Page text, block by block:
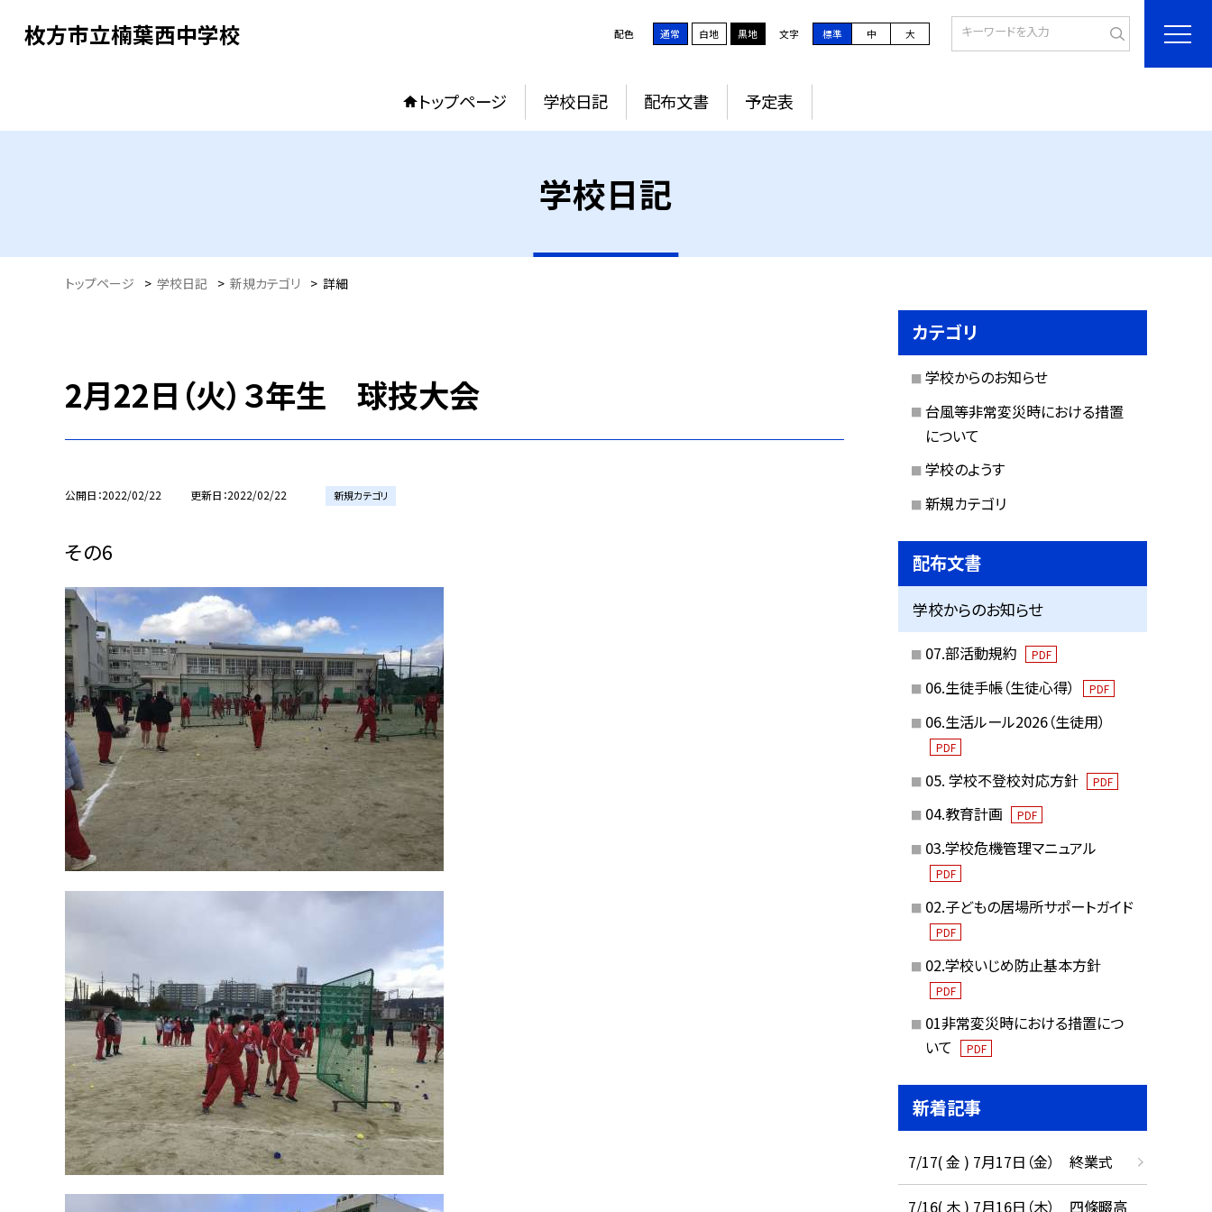
枚方市立楠葉西中学校 配色 通常 白地 黒地 文字 標準 中 大
トップページ 学校日記 配布文書 予定表
学校日記
トップページ > 学校日記 > 新規カテゴリ > 詳細
2月22日（火）３年生 球技大会
公開日 2022/02/22 更新日 2022/02/22 新規カテゴリ
その6
カテゴリ
学校からのお知らせ
台風等非常変災時における措置
について
学校のようす
新規カテゴリ
配布文書
学校からのお知らせ
07.部活動規約 PDF
06.生徒手帳（生徒心得） PDF
06.生活ルール2026（生徒用）
PDF
05. 学校不登校対応方針 PDF
04.教育計画 PDF
03.学校危機管理マニュアル
PDF
02.子どもの居場所サポートガイド
PDF
02.学校いじめ防止基本方針
PDF
01非常変災時における措置につ
いて
PDF
新着記事
7/17( 金 ) 7月17日（金） 終業式
7/16( 木 ) 7月16日（木） 四條畷高